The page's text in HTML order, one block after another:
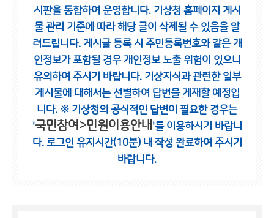
시판을 통합하여 운영합니다. 기상청 홈페이지 게시
물 관리 기준에 따라 해당 글이 삭제될 수 있음을 알
려드립니다. 게시글 등록 시 주민등록번호와 같은 개
인정보가 포함될 경우 개인정보 노출 위험이 있으니
유의하여 주시기 바랍니다. 기상지식과 관련한 일부
게시물에 대해서는 선별하여 답변을 게재할 예정입
니다. ※ 기상청의 공식적인 답변이 필요한 경우는
'국민참여>민원이용안내 '를 이용하시기 바랍니
다. 로그인 유지시간(10분) 내 작성 완료하여 주시기
바랍니다.